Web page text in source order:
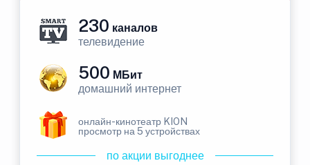
230 каналов
телевидение
500 МБит
домашний интернет
онлайн-кинотеатр KION
просмотр на 5 устройствах
по акции выгоднее